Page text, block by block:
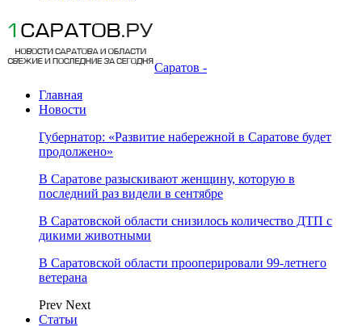
Саратов -
Главная
Новости
Губернатор: «Развитие набережной в Саратове будет
продолжено»
В Саратове разыскивают женщину, которую в
последний раз видели в сентябре
В Саратовской области снизилось количество ДТП с
дикими животными
В Саратовской области прооперировали 99-летнего
ветерана
Prev Next
Статьи